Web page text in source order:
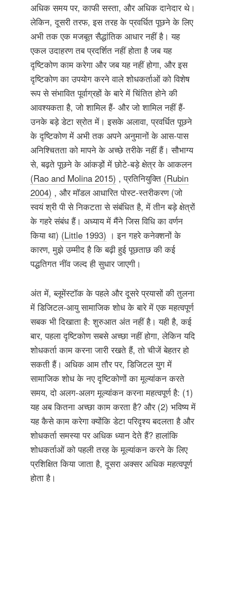
अधिक समय पर, काफी सस्ता, और अधिक दानेदार थे।
लेकिन, दूसरी तरफ, इस तरह के प्रवर्धित पूछने के लिए
अभी तक एक मजबूत सैद्धांतिक आधार नहीं है। यह
एकल उदाहरण तब प्रदर्शित नहीं होता है जब यह
दृष्टिकोण काम करेगा और जब यह नहीं होगा, और इस
दृष्टिकोण का उपयोग करने वाले शोधकर्ताओं को विशेष
रूप से संभावित पूर्वाग्रहों के बारे में चिंतित होने की
आवश्यकता है, जो शामिल हैं- और जो शामिल नहीं हैं-
उनके बड़े डेटा स्रोत में। इसके अलावा, प्रवर्धित पूछने
के दृष्टिकोण में अभी तक अपने अनुमानों के आस-पास
अनिश्चितता को मापने के अच्छे तरीके नहीं हैं। सौभाग्य
से, बढ़ते पूछने के आंकड़ों में छोटे-बड़े क्षेत्र के आकलन
(Rao and Molina 2015) , प्रतिनियुक्ति (Rubin
2004) , और मॉडल आधारित पोस्ट-स्तरीकरण (जो
स्वयं श्री पी से निकटता से संबंधित है, में तीन बड़े क्षेत्रों
के गहरे संबंध हैं। अध्याय में मैंने जिस विधि का वर्णन
किया था) (Little 1993) । इन गहरे कनेक्शनों के
कारण, मुझे उम्मीद है कि बढ़ी हुई पूछताछ की कई
पद्धतिगत नींव जल्द ही सुधार जाएगी।
अंत में, ब्लूमेंस्टॉक के पहले और दूसरे प्रयासों की तुलना
में डिजिटल-आयु सामाजिक शोध के बारे में एक महत्वपूर्ण
सबक भी दिखाता है: शुरुआत अंत नहीं है। यही है, कई
बार, पहला दृष्टिकोण सबसे अच्छा नहीं होगा, लेकिन यदि
शोधकर्ता काम करना जारी रखते हैं, तो चीजें बेहतर हो
सकती हैं। अधिक आम तौर पर, डिजिटल युग में
सामाजिक शोध के नए दृष्टिकोणों का मूल्यांकन करते
समय, दो अलग-अलग मूल्यांकन करना महत्वपूर्ण है: (1)
यह अब कितना अच्छा काम करता है? और (2) भविष्य में
यह कैसे काम करेगा क्योंकि डेटा परिदृश्य बदलता है और
शोधकर्ता समस्या पर अधिक ध्यान देते हैं? हालांकि
शोधकर्ताओं को पहली तरह के मूल्यांकन करने के लिए
प्रशिक्षित किया जाता है, दूसरा अक्सर अधिक महत्वपूर्ण
होता है।